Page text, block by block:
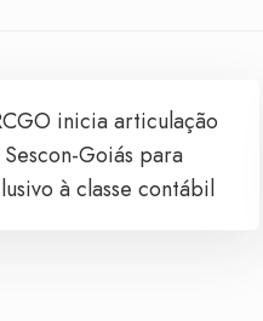
inicia articulação
Goiás para
à classe contábil